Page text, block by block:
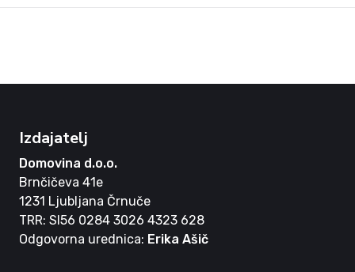
Izdajatelj
Domovina d.o.o.
Brnčičeva 41e
1231 Ljubljana Črnuče
TRR: SI56 0284 3026 4323 628
Odgovorna urednica: Erika Ašič